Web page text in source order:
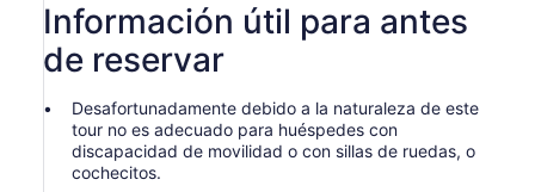
Información útil para antes
de reservar
Desafortunadamente debido a la naturaleza de este
tour no es adecuado para huéspedes con
discapacidad de movilidad o con sillas de ruedas, o
cochecitos.